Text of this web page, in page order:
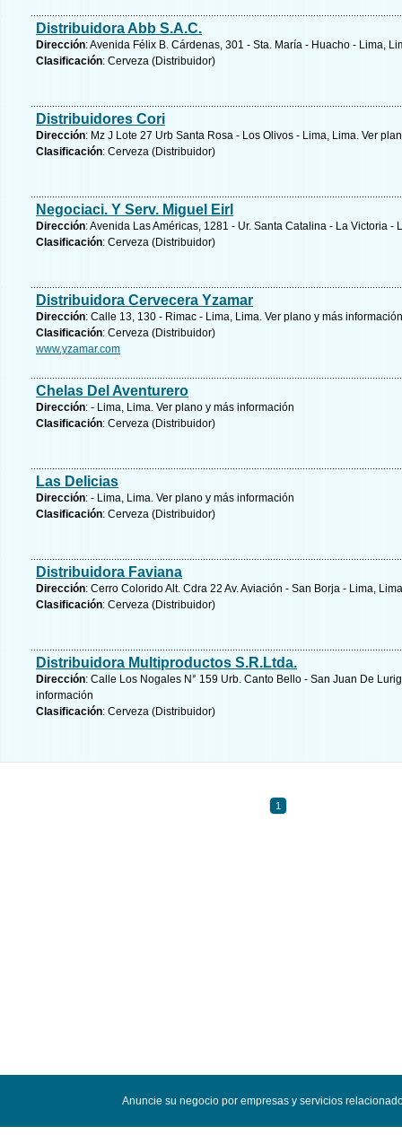
Distribuidora Abb S.A.C.
Dirección: Avenida Félix B. Cárdenas, 301 - Sta. María - Huacho - Lima,
Clasificación: Cerveza (Distribuidor)
Distribuidores Cori
Dirección: Mz J Lote 27 Urb Santa Rosa - Los Olivos - Lima, Lima. Ver
Clasificación: Cerveza (Distribuidor)
Negociaci. Y Serv. Miguel Eirl
Dirección: Avenida Las Américas, 1281 - Ur. Santa Catalina - La Victoria -
Clasificación: Cerveza (Distribuidor)
Distribuidora Cervecera Yzamar
Dirección: Calle 13, 130 - Rimac - Lima, Lima. Ver plano y más información
Clasificación: Cerveza (Distribuidor)
www.yzamar.com
Chelas Del Aventurero
Dirección: - Lima, Lima. Ver plano y más información
Clasificación: Cerveza (Distribuidor)
Las Delicias
Dirección: - Lima, Lima. Ver plano y más información
Clasificación: Cerveza (Distribuidor)
Distribuidora Faviana
Dirección: Cerro Colorido Alt. Cdra 22 Av. Aviación - San Borja - Lima,
Clasificación: Cerveza (Distribuidor)
Distribuidora Multiproductos S.R.Ltda.
Dirección: Calle Los Nogales N° 159 Urb. Canto Bello - San Juan De
información
Clasificación: Cerveza (Distribuidor)
1
Anuncie su negocio por empresas y servicios